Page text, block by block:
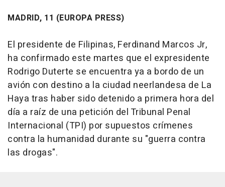
MADRID, 11 (EUROPA PRESS)
El presidente de Filipinas, Ferdinand Marcos Jr,
ha confirmado este martes que el expresidente
Rodrigo Duterte se encuentra ya a bordo de un
avión con destino a la ciudad neerlandesa de La
Haya tras haber sido detenido a primera hora del
día a raíz de una petición del Tribunal Penal
Internacional (TPI) por supuestos crímenes
contra la humanidad durante su "guerra contra
las drogas".